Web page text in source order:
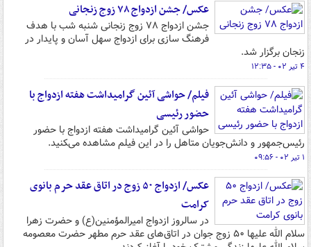
عکس/ جشن ازدواج ۷۸ زوج زنجانی
جشن ازدواج ۷۸ زوج زنجانی شنبه شب با هدف
فرهنگ سازی برای ازدواج سهل آسان و پایدار در
زنجان برگزار شد.
۴ تیر ۰۲ - ۱۲:۳۵
فیلم/ حواشی آئین گرامیداشت هفته ازدواج با
حضور رئیسی
حواشی آئین گرامیداشت هفته ازدواج با حضور
رئیس‌جمهور و دانش‌جویان متاهل را در این فیلم مشاهده می‌‍کنید.
۱ تیر ۰۲ - ۰۹:۵۶
عکس/ ازدواج ۵۰ زوج در اتاق عقد حرم بانوی
کرامت
در سالروز ازدواج امیرالمؤمنین(ع) و حضرت زهرا
سلام الله علیها ۵۰ زوج جوان در اتاق‌های عقد حرم مطهر حضرت معصومه